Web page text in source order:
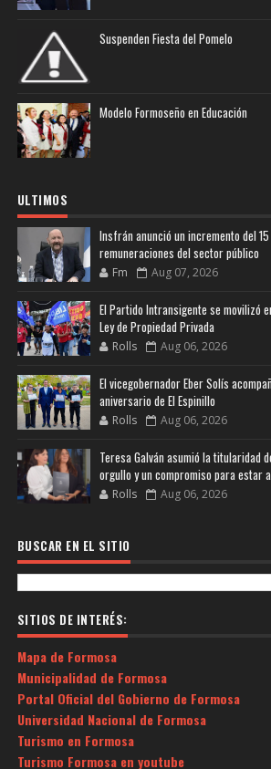
Suspenden Fiesta del Pomelo
Modelo Formoseño en Educación
ULTIMOS
Insfrán anunció un incremento del
remuneraciones del sector público
Fm Aug 07, 2026
El Partido Intransigente se movilizó
Ley de Propiedad Privada
Rolls Aug 06, 2026
El vicegobernador Eber Solís
aniversario de El Espinillo
Rolls Aug 06, 2026
Teresa Galván asumió la titularidad
orgullo y un compromiso para estar
Rolls Aug 06, 2026
BUSCAR EN EL SITIO
SITIOS DE INTERÉS:
Mapa de Formosa
Municipalidad de Formosa
Portal Oficial del Gobierno de Formosa
Universidad Nacional de Formosa
Turismo en Formosa
Turismo Formosa en youtube